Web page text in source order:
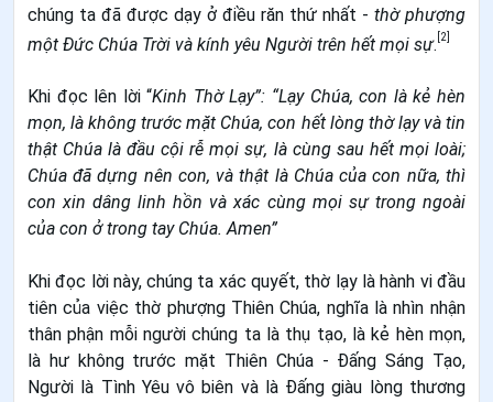
chúng ta đã được dạy ở điều răn thứ nhất - thờ phượng
một Đức Chúa Trời và kính yêu Người trên hết mọi sự. [2]
Khi đọc lên lời “Kinh Thờ Lạy”: “Lạy Chúa, con là kẻ hèn
mọn, là không trước mặt Chúa, con hết lòng thờ lạy và tin
thật Chúa là đầu cội rễ mọi sự, là cùng sau hết mọi loài;
Chúa đã dựng nên con, và thật là Chúa của con nữa, thì
con xin dâng linh hồn và xác cùng mọi sự trong ngoài
của con ở trong tay Chúa. Amen”
Khi đọc lời này, chúng ta xác quyết, thờ lạy là hành vi đầu
tiên của việc thờ phượng Thiên Chúa, nghĩa là nhìn nhận
thân phận mỗi người chúng ta là thụ tạo, là kẻ hèn mọn,
là hư không trước mặt Thiên Chúa - Ðấng Sáng Tạo,
Người là Tình Yêu vô biên và là Đấng giàu lòng thương